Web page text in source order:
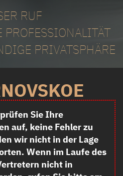
RUF
PROFESSIONALITÄT
PRIVATSPHÄRE
Sie Ihre
auf, keine Fehler zu
wir nicht in der Lage
Wenn im Laufe des
nicht in